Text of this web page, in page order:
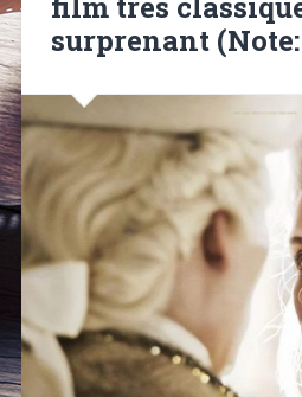
film très
surprenant